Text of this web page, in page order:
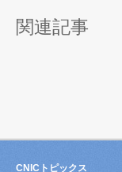
関連記事
CNICトピックス